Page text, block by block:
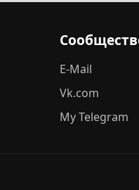
E-Mail
Vk.com
My Telegram